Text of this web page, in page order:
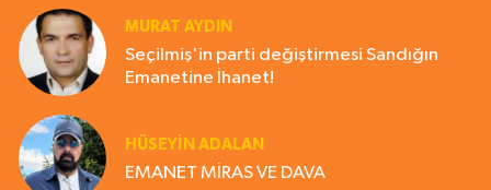
MURAT AYDIN
Seçilmiş'in parti değiştirmesi Sandığın
Emanetine İhanet!
HÜSEYIN ADALAN
EMANET MİRAS VE DAVA